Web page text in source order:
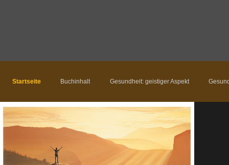
Startseite Buchinhalt Gesundheit: geistiger Aspekt